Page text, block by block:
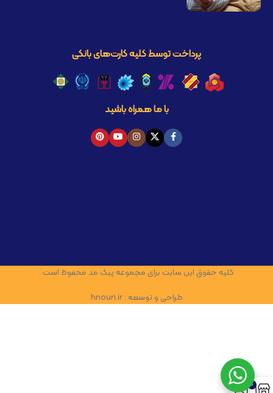
پرداخت توسط کلیه کارت‌های بانکی
با ما همراه باشید
کلیه حقوق این سایت برای مجموعه پیک مد محفوظ است .
طراحی و توسعه : hnouri.ir
0